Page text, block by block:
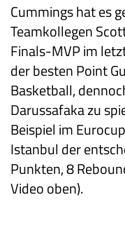
Cummings hat es
Teamkollegen
Finals-MVP im
der besten Point
Basketball,
Darussafaka zu
Beispiel im
Istanbul der
Punkten, 8
Video oben).